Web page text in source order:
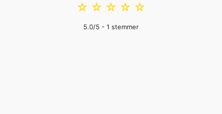
☆
☆
☆
☆
☆
5.0/5 - 1 stemmer